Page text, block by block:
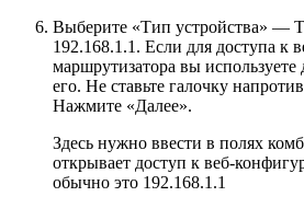
Выберите «Тип устройства» —
192.168.1.1. Если для доступа к
маршрутизатора вы используете
его. Не ставьте галочку
Нажмите «Далее».
Здесь нужно ввести в полях
открывает доступ к веб-
обычно это 192.168.1.1